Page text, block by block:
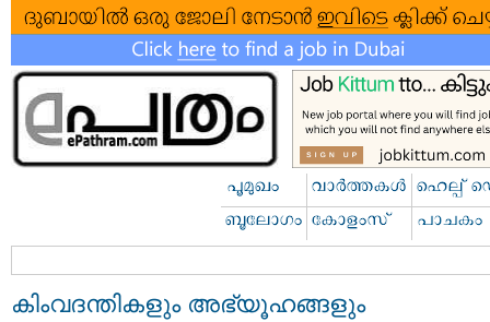
കിംവദന്തികളും അഭ്യൂഹങ്ങളും